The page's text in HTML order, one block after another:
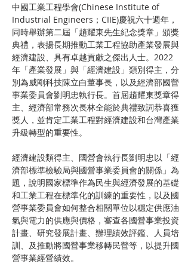
中國工業工程學會(Chinese Institute of
Industrial Engineers；CIIE)慶祝六十週年，
同時舉辦第二屆「趙耀東先生紀念獎章」頒獎
典禮，表揚長期推動工業工程協助產業發展與
經濟建設、具有卓越貢獻之傑出人士。2022
年「產業發展」與「經濟建設」類別得主，分
別為威剛科技陳立白董事長，以及經濟部國營
事業委員會劉明忠執行長。首屆趙耀東獎章得
主、經濟部常務次長林全能於典禮致詞恭喜獲
獎人，並肯定工業工程對經濟建設和台灣產業
升級轉型的重要性。
經濟建設類得主、國營會執行長劉明忠以「經
濟部標準檢驗局與國營事業委員會的關係」為
題，說明國家標準作為民生與經濟發展的基礎
和工業工程在標準化的訓練的重要性，以及國
營事業委員會如何整合相關單位以穩定供應油
氣與電力的供應與價格，審查各國營事業投資
計畫、研究發展計畫、辦理績效評鑑、人員培
訓、及推動將國營事業移轉民營等，以提升國
營事業經營績效。